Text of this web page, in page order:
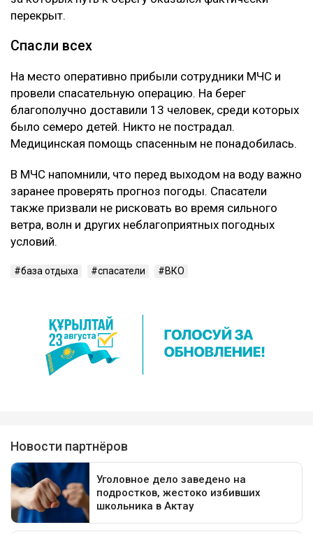
перекрыт.
Спасли всех
На место оперативно прибыли сотрудники МЧС и
провели спасательную операцию. На берег
благополучно доставили 13 человек, среди которых
было семеро детей. Никто не пострадал.
Медицинская помощь спасенным не понадобилась.
В МЧС напомнили, что перед выходом на воду важно
заранее проверять прогноз погоды. Спасатели
также призвали не рисковать во время сильного
ветра, волн и других неблагоприятных погодных
условий.
база отдыха спасатели ВКО